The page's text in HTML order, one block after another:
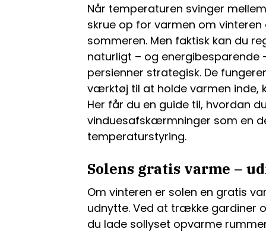
Når temperaturen svinger
skrue op for varmen om
sommeren. Men faktisk kan du
naturligt – og energibesparende
persienner strategisk. De
værktøj til at holde varmen inde,
Her får du en guide til, hvordan
vinduesafskærmninger som en
temperaturstyring.
Solens gratis varme –
Om vinteren er solen en gratis
udnytte. Ved at trække gardiner
du lade sollyset opvarme